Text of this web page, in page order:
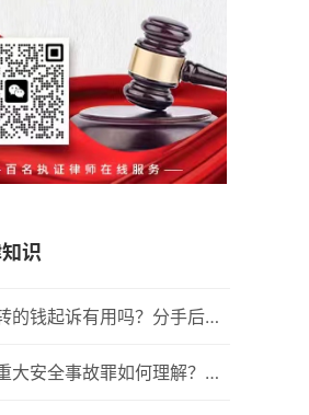
识
的钱起诉有用吗？分手后凭
要回钱吗？
大安全事故罪如何理解？教